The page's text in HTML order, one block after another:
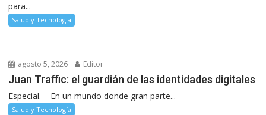
para...
Salud y Tecnología
agosto 5, 2026 Editor
Juan Traffic: el guardián de las identidades digitales
Especial. – En un mundo donde gran parte...
Salud y Tecnología